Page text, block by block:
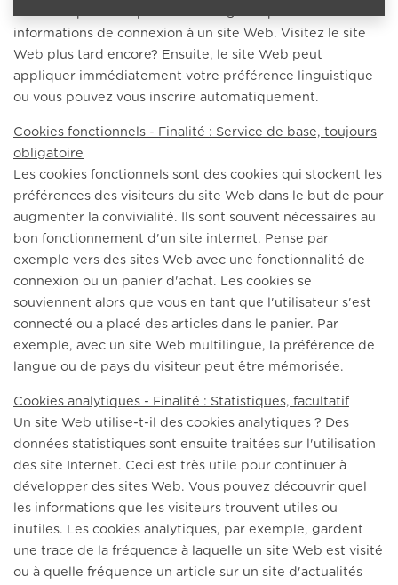
informations de connexion à un site Web. Visitez le site
Web plus tard encore? Ensuite, le site Web peut
appliquer immédiatement votre préférence linguistique
ou vous pouvez vous inscrire automatiquement.
Cookies fonctionnels - Finalité : Service de base, toujours
obligatoire
Les cookies fonctionnels sont des cookies qui stockent les
préférences des visiteurs du site Web dans le but de pour
augmenter la convivialité. Ils sont souvent nécessaires au
bon fonctionnement d'un site internet. Pense par
exemple vers des sites Web avec une fonctionnalité de
connexion ou un panier d'achat. Les cookies se
souviennent alors que vous en tant que l'utilisateur s'est
connecté ou a placé des articles dans le panier. Par
exemple, avec un site Web multilingue, la préférence de
langue ou de pays du visiteur peut être mémorisée.
Cookies analytiques - Finalité : Statistiques, facultatif
Un site Web utilise-t-il des cookies analytiques ? Des
données statistiques sont ensuite traitées sur l'utilisation
des site Internet. Ceci est très utile pour continuer à
développer des sites Web. Vous pouvez découvrir quel
les informations que les visiteurs trouvent utiles ou
inutiles. Les cookies analytiques, par exemple, gardent
une trace de la fréquence à laquelle un site Web est visité
ou à quelle fréquence un article sur un site d'actualités